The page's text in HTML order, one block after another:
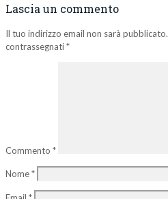
Lascia un commento
Il tuo indirizzo email non sarà pubblicato.
contrassegnati*
Commento *
Nome*